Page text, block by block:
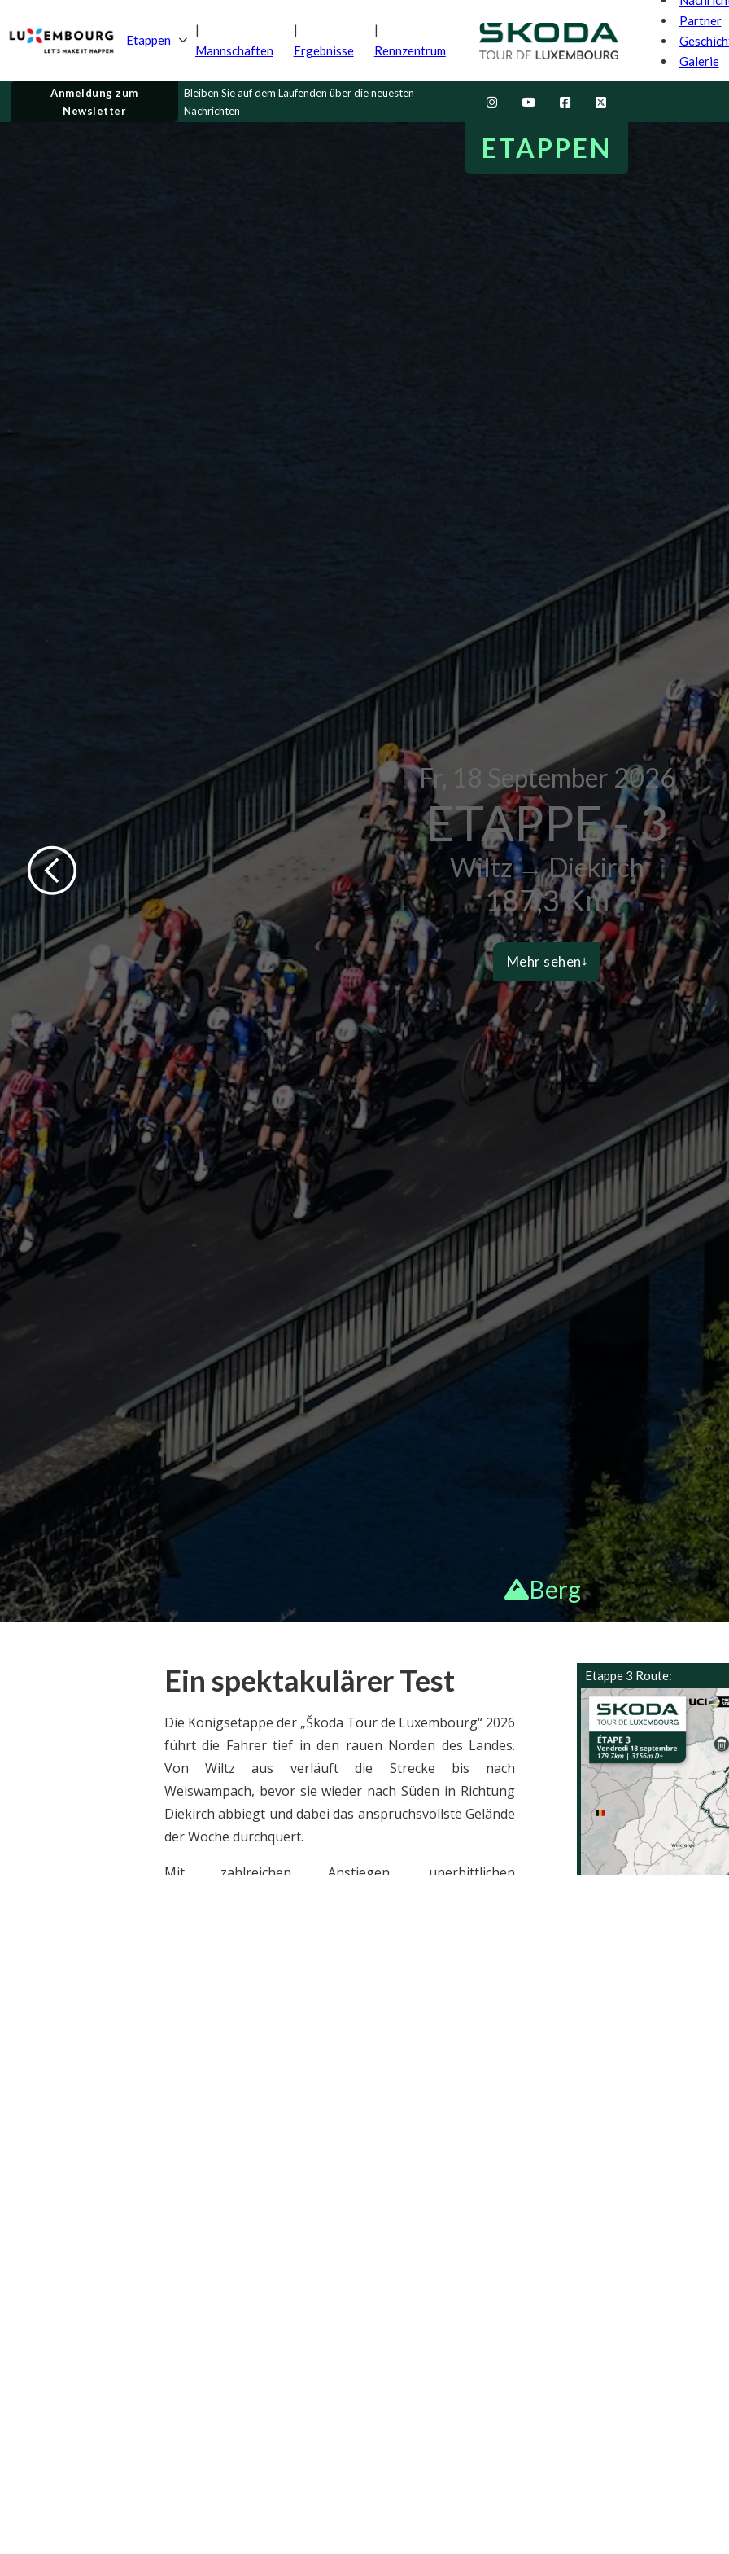
Etappen
Mannschaften Ergebnisse Rennzentrum
Partner
Galerie
Anmeldung zum
Newsletter
Bleiben Sie auf dem Laufenden über die neuesten
Nachrichten
ETAPPEN
Fr, 18 September 2026
ETAPPE - 3
Wiltz → Diekirch
187,3 Km
Mehr sehen
Berg
Ein spektakulärer Test
Die Königsetappe der „Škoda Tour de Luxembourg“ 2026
führt die Fahrer tief in den rauen Norden des Landes.
Von Wiltz aus verläuft die Strecke bis nach
Weiswampach, bevor sie wieder nach Süden in Richtung
Diekirch abbiegt und dabei das anspruchsvollste Gelände
der Woche durchquert.
Mit zahlreichen Anstiegen, unerbittlichen
Etappe 3 Route:
Die Škoda Tour de Luxembourg ist das erste
professionelle Radrennen in Luxemburg und
Teil der UCI Pro Series. Erleben Sie einige der
besten Radsportler aus der ganzen Welt, die
sich auf den atemberaubenden Radstrecken
in Luxemburg messen.
Partner
Geschichte
Galerie
Copyright © 2026 | Gebaut vonLUNIR